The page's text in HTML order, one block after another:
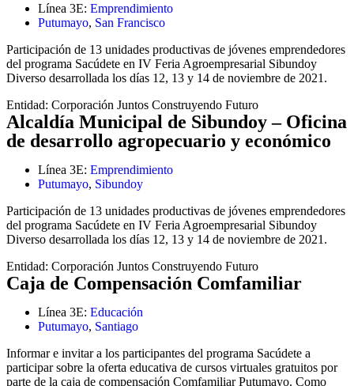
Línea 3E: Emprendimiento
Putumayo, San Francisco
Participación de 13 unidades productivas de jóvenes emprendedores
del programa Sacúdete en IV Feria Agroempresarial Sibundoy
Diverso desarrollada los días 12, 13 y 14 de noviembre de 2021.
Entidad: Corporación Juntos Construyendo Futuro
Alcaldía Municipal de Sibundoy – Oficina
de desarrollo agropecuario y económico
Línea 3E: Emprendimiento
Putumayo, Sibundoy
Participación de 13 unidades productivas de jóvenes emprendedores
del programa Sacúdete en IV Feria Agroempresarial Sibundoy
Diverso desarrollada los días 12, 13 y 14 de noviembre de 2021.
Entidad: Corporación Juntos Construyendo Futuro
Caja de Compensación Comfamiliar
Línea 3E: Educación
Putumayo, Santiago
Informar e invitar a los participantes del programa Sacúdete a
participar sobre la oferta educativa de cursos virtuales gratuitos por
parte de la caja de compensación Comfamiliar Putumayo. Como